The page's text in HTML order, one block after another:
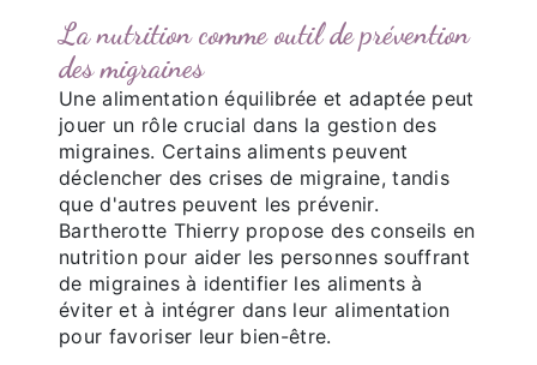
La nutrition comme outil de prévention
des migraines
Une alimentation équilibrée et adaptée peut
jouer un rôle crucial dans la gestion des
migraines. Certains aliments peuvent
déclencher des crises de migraine, tandis
que d'autres peuvent les prévenir.
Bartherotte Thierry propose des conseils en
nutrition pour aider les personnes souffrant
de migraines à identifier les aliments à
éviter et à intégrer dans leur alimentation
pour favoriser leur bien-être.